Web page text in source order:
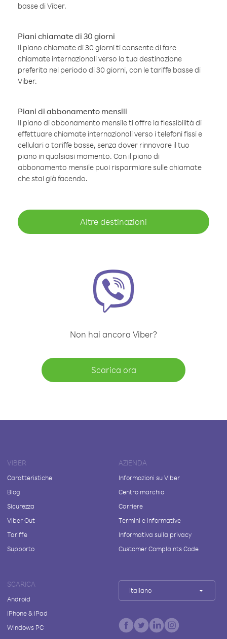
basse di Viber.
Piani chiamate di 30 giorni
Il piano chiamate di 30 giorni ti consente di fare
chiamate internazionali verso la tua destinazione
preferita nel periodo di 30 giorni, con le tariffe basse di
Viber.
Piani di abbonamento mensili
Il piano di abbonamento mensile ti offre la flessibilità di
effettuare chiamate internazionali verso i telefoni fissi e
cellulari a tariffe basse, senza dover rinnovare il tuo
piano in qualsiasi momento. Con il piano di
abbonamento mensile puoi risparmiare sulle chiamate
che stai già facendo.
Altre destinazioni
Non hai ancora Viber?
Scarica ora
VIBER
Caratteristiche
Blog
Sicurezza
Viber Out
Tariffe
Supporto
AZIENDA
Informazioni su Viber
Centro marchio
Carriere
Termini e informative
Informativa sulla privacy
Customer Complaints Code
SCARICA
Android
iPhone & iPad
Windows PC
Italiano